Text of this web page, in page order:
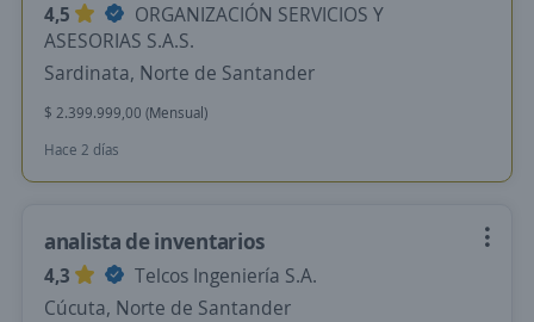
4,5
ORGANIZACIÓN SERVICIOS Y
ASESORIAS S.A.S.
Sardinata, Norte de Santander
$ 2.399.999,00 (Mensual)
Hace 2 días
analista de inventarios
4,3
Telcos Ingeniería S.A.
Cúcuta, Norte de Santander